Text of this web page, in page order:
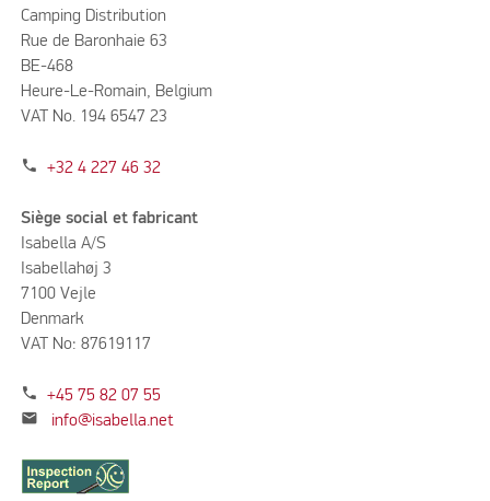
Camping Distribution
Rue de Baronhaie 63
BE-468
Heure-Le-Romain, Belgium
VAT No. 194 6547 23
phone +32 4 227 46 32
Siège social et fabricant
Isabella A/S
Isabellahøj 3
7100 Vejle
Denmark
VAT No: 87619117
phone +45 75 82 07 55
mail info@isabella.net